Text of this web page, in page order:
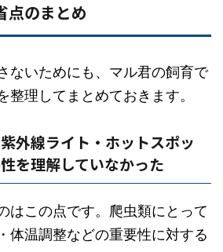
点のまとめ
ないためにも、マル君の飼育で
整理してまとめておきます。
外線ライト・ホットスポッ
を理解していなかった
はこの点です。爬虫類にとって
体温調整などの重要性に対する